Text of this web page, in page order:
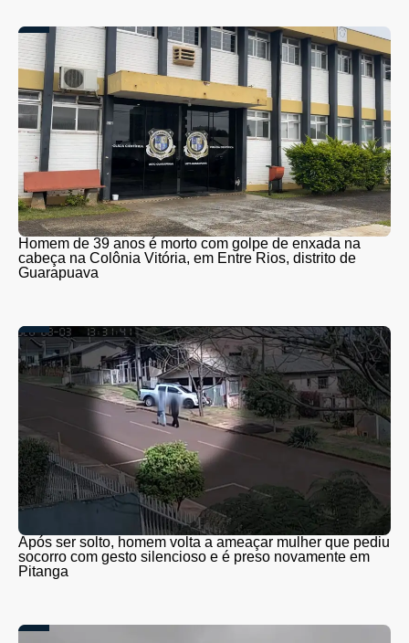
Homem de 39 anos é morto com golpe de enxada na
cabeça na Colônia Vitória, em Entre Rios, distrito de
Guarapuava
Após ser solto, homem volta a ameaçar mulher que pediu
socorro com gesto silencioso e é preso novamente em
Pitanga